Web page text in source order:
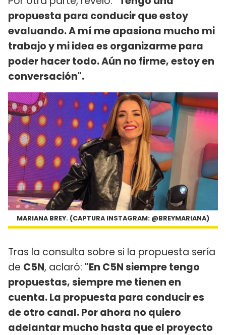
propuesta para conducir que estoy
evaluando. A mí me apasiona mucho mi
trabajo y mi idea es organizarme para
poder hacer todo. Aún no firme, estoy en
conversación".
MARIANA BREY. (CAPTURA INSTAGRAM: @BREYMARIANA)
Tras la consulta sobre si la propuesta sería
de C5N, aclaró: "En C5N siempre tengo
propuestas, siempre me tienen en
cuenta. La propuesta para conducir es
de otro canal. Por ahora no quiero
adelantar mucho hasta que el proyecto